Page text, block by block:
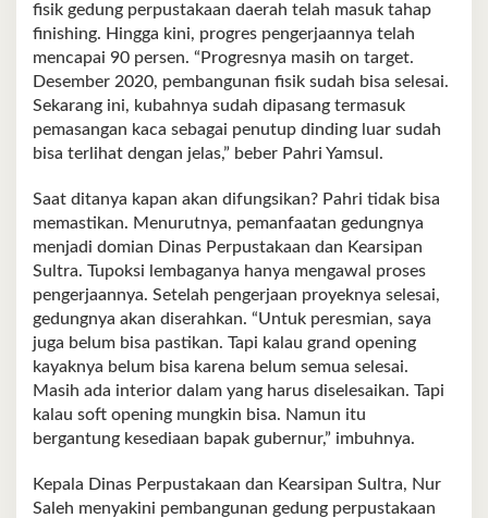
fisik gedung perpustakaan daerah telah masuk tahap
finishing. Hingga kini, progres pengerjaannya telah
mencapai 90 persen. “Progresnya masih on target.
Desember 2020, pembangunan fisik sudah bisa selesai.
Sekarang ini, kubahnya sudah dipasang termasuk
pemasangan kaca sebagai penutup dinding luar sudah
bisa terlihat dengan jelas,” beber Pahri Yamsul.
Saat ditanya kapan akan difungsikan? Pahri tidak bisa
memastikan. Menurutnya, pemanfaatan gedungnya
menjadi domian Dinas Perpustakaan dan Kearsipan
Sultra. Tupoksi lembaganya hanya mengawal proses
pengerjaannya. Setelah pengerjaan proyeknya selesai,
gedungnya akan diserahkan. “Untuk peresmian, saya
juga belum bisa pastikan. Tapi kalau grand opening
kayaknya belum bisa karena belum semua selesai.
Masih ada interior dalam yang harus diselesaikan. Tapi
kalau soft opening mungkin bisa. Namun itu
bergantung kesediaan bapak gubernur,” imbuhnya.
Kepala Dinas Perpustakaan dan Kearsipan Sultra, Nur
Saleh menyakini pembangunan gedung perpustakaan